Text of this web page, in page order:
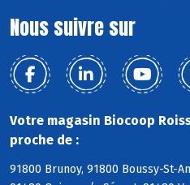
Nous suivre sur
Votre magasin Biocoop
proche de :
91800 Brunoy, 91800 Boussy-St-